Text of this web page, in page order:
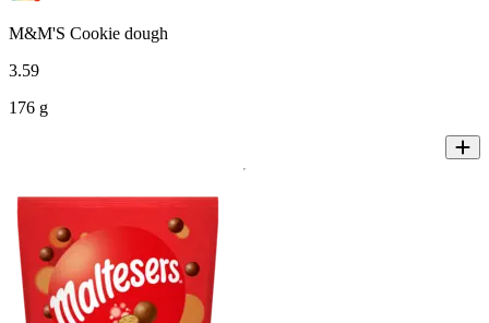
M&M'S Cookie dough
3.59
176 g